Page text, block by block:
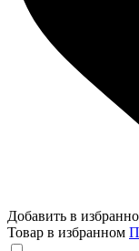
Добавить в
Товар в избранном